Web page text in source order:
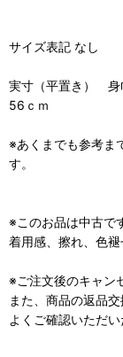
サイズ表記 なし
実寸（平置き）
56ｃｍ
※あくまでも参考ま
す。
※このお品は中古で
着用感、擦れ、色褪
※ご注文後のキャン
また、商品の返品
よくご確認いただ